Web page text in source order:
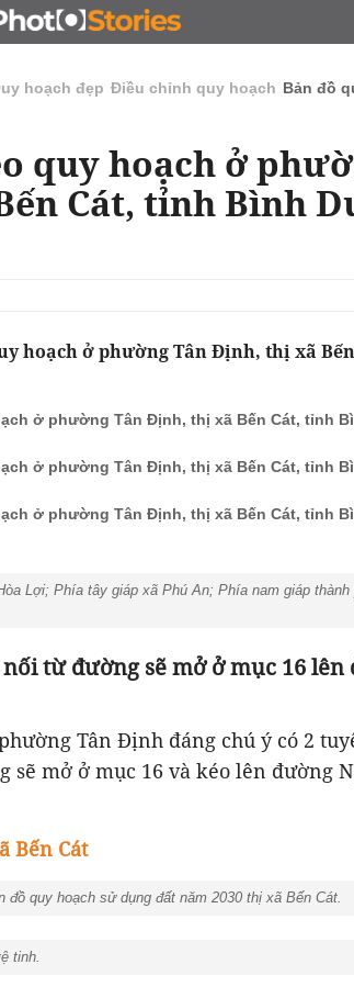
GIÁ - ĐẤU THẦU KINH DOANH
hoạch đẹp Điều chỉnh quy hoạch Bản đồ
quy hoạch ở
Cát, tỉnh Bình
hoạch ở phường Tân Định, thị xã
ở phường Tân Định, thị xã Bến Cát, tỉnh
ở phường Tân Định, thị xã Bến Cát, tỉnh
ở phường Tân Định, thị xã Bến Cát, tỉnh
Lợi; Phía tây giáp xã Phú An; Phía nam giáp
từ đường sẽ mở ở mục 16 lên
Tân Định đáng chú ý có 2
sẽ mở ở mục 16 và kéo lên đường
Bến Cát
quy hoạch sử dụng đất năm 2030 thị xã Bến Cát.
tinh.